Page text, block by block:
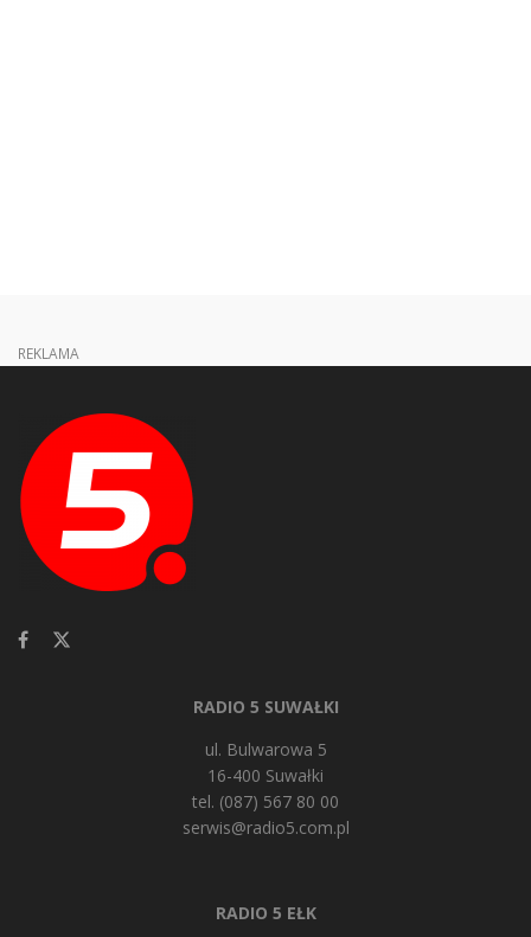
REKLAMA
RADIO 5 SUWAŁKI
ul. Bulwarowa 5
16-400 Suwałki
tel. (087) 567 80 00
serwis@radio5.com.pl
RADIO 5 EŁK